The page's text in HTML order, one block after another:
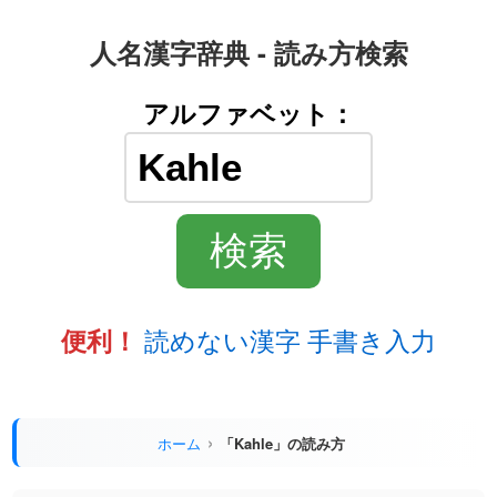
人名漢字辞典 - 読み方検索
アルファベット：
便利！ 読めない漢字 手書き入力
ホーム 「Kahle」の読み方